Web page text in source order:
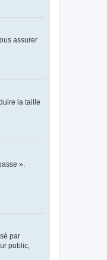
assurer
la taille
».
par
public,